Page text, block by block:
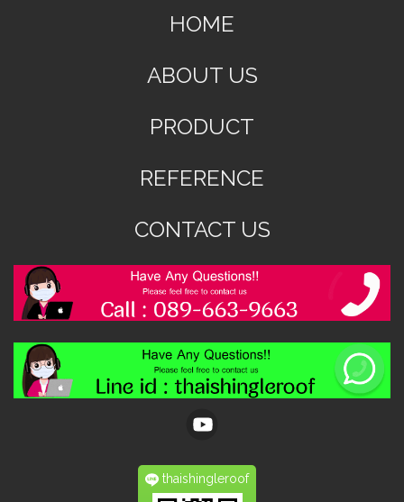
HOME
ABOUT US
PRODUCT
REFERENCE
CONTACT US
thaishingleroof